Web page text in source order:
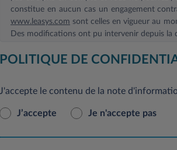
constitue en aucun cas un engagement
www.leasys.com sont celles en vigueur au
Des modifications ont pu intervenir depuis la
En application du Règlement Général sur la
rectification, de modification et de
courrier postal à l’adresse suivante: Leasys
POLITIQUE DE
J'accepte le contenu de la note
J’accepte Je n'accepte pas